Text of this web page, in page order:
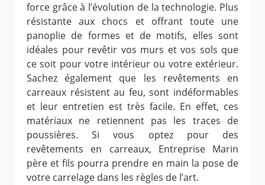
force grâce à l’évolution de la technologie. Plus
résistante aux chocs et offrant toute une
panoplie de formes et de motifs, elles sont
idéales pour revêtir vos murs et vos sols que
ce soit pour votre intérieur ou votre extérieur.
Sachez également que les revêtements en
carreaux résistent au feu, sont indéformables
et leur entretien est très facile. En effet, ces
matériaux ne retiennent pas les traces de
poussières. Si vous optez pour des
revêtements en carreaux, Entreprise Marin
père et fils pourra prendre en main la pose de
votre carrelage dans les règles de l’art.